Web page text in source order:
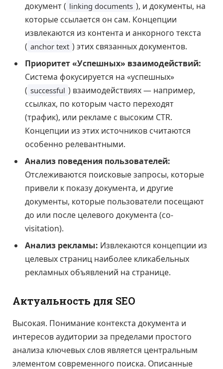
документ ( linking documents ), и документы, на
которые ссылается он сам. Концепции
извлекаются из контента и анкорного текста
( anchor text ) этих связанных документов.
Приоритет «Успешных» взаимодействий:
Система фокусируется на «успешных»
( successful ) взаимодействиях — например,
ссылках, по которым часто переходят
(трафик), или рекламе с высоким CTR.
Концепции из этих источников считаются
особенно релевантными.
Анализ поведения пользователей:
Отслеживаются поисковые запросы, которые
привели к показу документа, и другие
документы, которые пользователи посещают
до или после целевого документа (co-
visitation).
Анализ рекламы: Извлекаются концепции из
целевых страниц наиболее кликабельных
рекламных объявлений на странице.
Актуальность для SEO
Высокая. Понимание контекста документа и
интересов аудитории за пределами простого
анализа ключевых слов является центральным
элементом современного поиска. Описанные